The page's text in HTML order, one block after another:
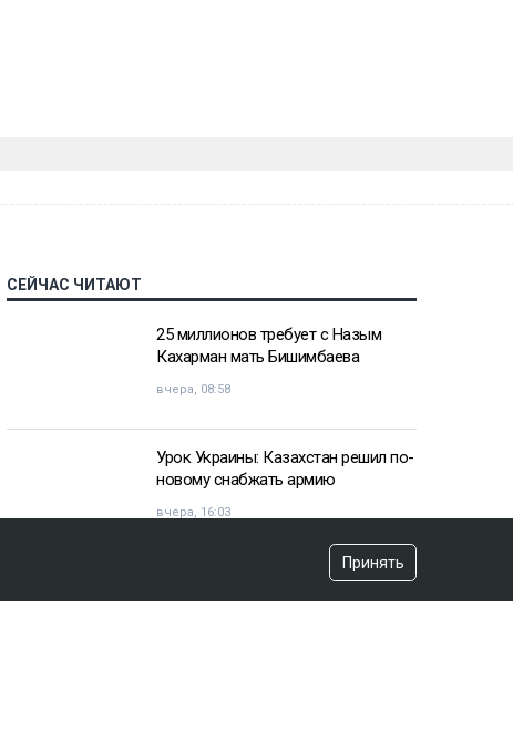
СЕЙЧАС ЧИТАЮТ
25 миллионов требует с Назым
Кахарман мать Бишимбаева
вчера, 08:58
Урок Украины: Казахстан решил по-
новому снабжать армию
вчера, 16:03
«Хотела покончить с собой»:
девочка подверглась травле после
Принять